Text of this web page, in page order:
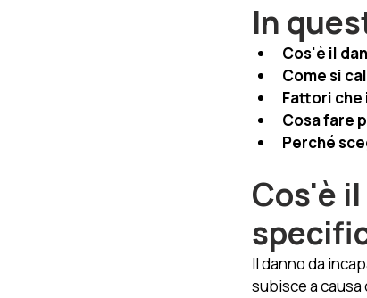
In
Cos'è il
Come si
Fattori
Cosa fare
Perché
Cos'è
Il danno da
subisce a causa